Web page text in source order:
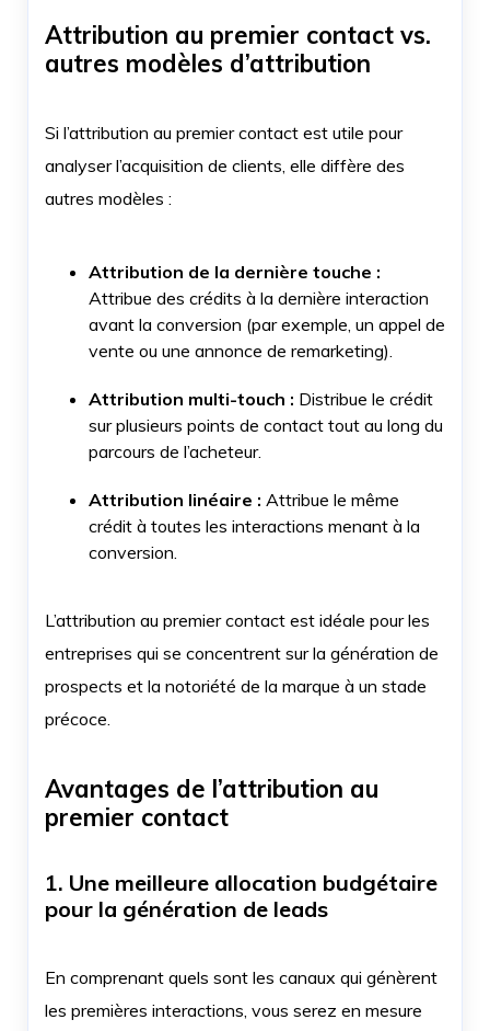
Attribution au premier contact vs.
autres modèles d’attribution
Si l’attribution au premier contact est utile pour
analyser l’acquisition de clients, elle diffère des
autres modèles :
Attribution de la dernière touche :
Attribue des crédits à la dernière interaction
avant la conversion (par exemple, un appel de
vente ou une annonce de remarketing).
Attribution multi-touch : Distribue le crédit
sur plusieurs points de contact tout au long du
parcours de l’acheteur.
Attribution linéaire : Attribue le même
crédit à toutes les interactions menant à la
conversion.
L’attribution au premier contact est idéale pour les
entreprises qui se concentrent sur la génération de
prospects et la notoriété de la marque à un stade
précoce.
Avantages de l’attribution au
premier contact
1. Une meilleure allocation budgétaire
pour la génération de leads
En comprenant quels sont les canaux qui génèrent
les premières interactions, vous serez en mesure